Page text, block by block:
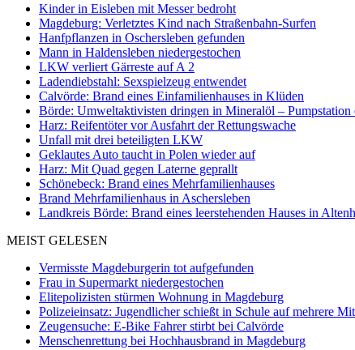
Kinder in Eisleben mit Messer bedroht
Magdeburg: Verletztes Kind nach Straßenbahn-Surfen
Hanfpflanzen in Oschersleben gefunden
Mann in Haldensleben niedergestochen
LKW verliert Gärreste auf A 2
Ladendiebstahl: Sexspielzeug entwendet
Calvörde: Brand eines Einfamilienhauses in Klüden
Börde: Umweltaktivisten dringen in Mineralöl – Pumpstation
Harz: Reifentöter vor Ausfahrt der Rettungswache
Unfall mit drei beteiligten LKW
Geklautes Auto taucht in Polen wieder auf
Harz: Mit Quad gegen Laterne geprallt
Schönebeck: Brand eines Mehrfamilienhauses
Brand Mehrfamilienhaus in Aschersleben
Landkreis Börde: Brand eines leerstehenden Hauses in
MEIST GELESEN
Vermisste Magdeburgerin tot aufgefunden
Frau in Supermarkt niedergestochen
Elitepolizisten stürmen Wohnung in Magdeburg
Polizeieinsatz: Jugendlicher schießt in Schule auf mehrere
Zeugensuche: E-Bike Fahrer stirbt bei Calvörde
Menschenrettung bei Hochhausbrand in Magdeburg